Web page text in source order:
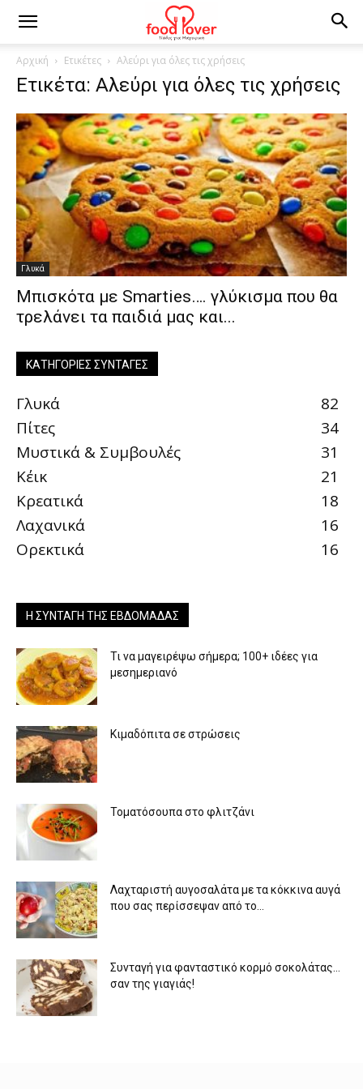
Αρχική Ετικέτες Αλεύρι για όλες τις χρήσεις
Ετικέτα: Αλεύρι για όλες τις χρήσεις
Γλυκά
Μπισκότα με Smarties…. γλύκισμα που θα
τρελάνει τα παιδιά μας και...
ΚΑΤΗΓΟΡΊΕΣ ΣΥΝΤΑΓΈΣ
Γλυκά
82
Πίτες
34
Μυστικά & Συμβουλές
31
Κέικ
21
Κρεατικά
18
Λαχανικά
16
Ορεκτικά
16
Η ΣΥΝΤΑΓΉ ΤΗΣ ΕΒΔΟΜΆΔΑΣ
Τι να μαγειρέψω σήμερα; 100+ ιδέες για
μεσημεριανό
Κιμαδόπιτα σε στρώσεις
Τοματόσουπα στο φλιτζάνι
Λαχταριστή αυγοσαλάτα με τα κόκκινα αυγά
που σας περίσσεψαν από το...
Συνταγή για φανταστικό κορμό σοκολάτας…
σαν της γιαγιάς!